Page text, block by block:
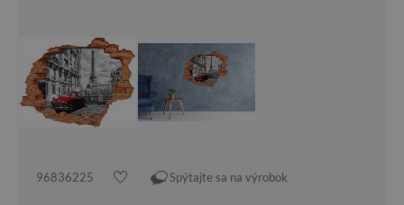
96836225 Spýtajte sa na výrobok